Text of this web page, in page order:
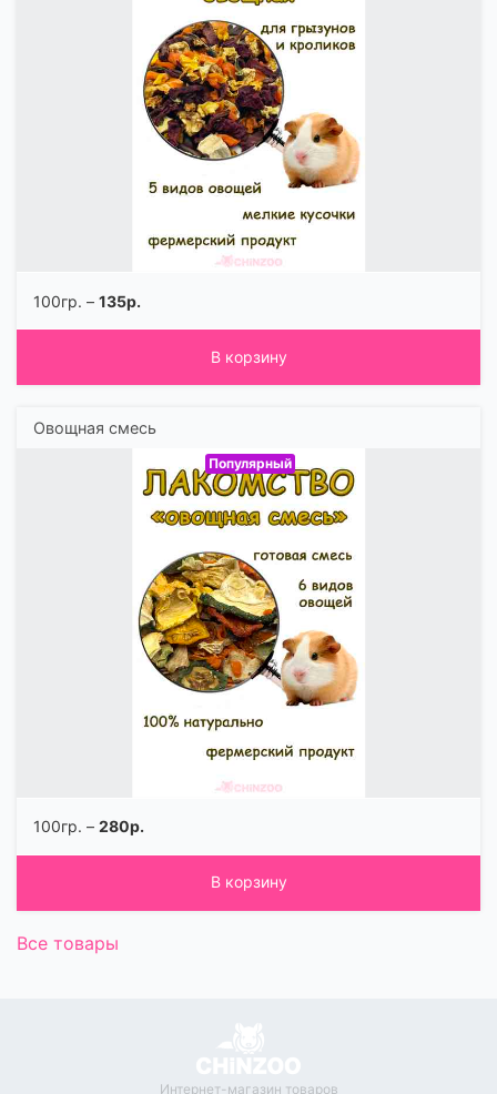
100гр. – 135р.
В корзину
Овощная смесь
Популярный
100гр. – 280р.
В корзину
Все товары
Интернет-магазин товаров